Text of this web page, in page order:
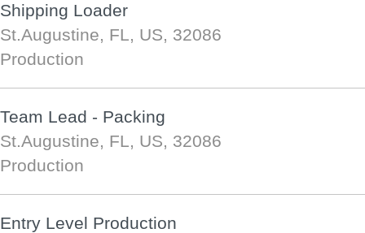
Shipping Loader
St.Augustine, FL, US, 32086
Production
Team Lead - Packing
St.Augustine, FL, US, 32086
Production
Entry Level Production